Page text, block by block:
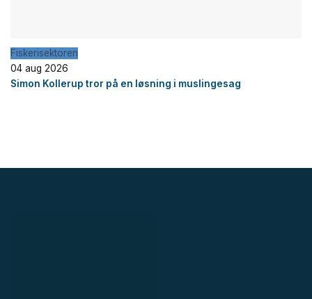
Fiskerisektoren
04 aug 2026
Simon Kollerup tror på en løsning i muslingesag